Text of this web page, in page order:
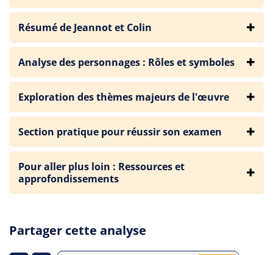
Résumé de Jeannot et Colin
Analyse des personnages : Rôles et symboles
Exploration des thèmes majeurs de l'œuvre
Section pratique pour réussir son examen
Pour aller plus loin : Ressources et
approfondissements
Partager cette analyse